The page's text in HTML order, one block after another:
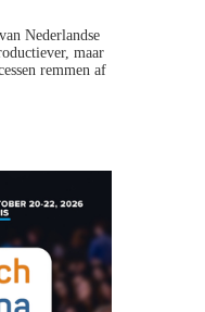
Nederlandse
maar
remmen af